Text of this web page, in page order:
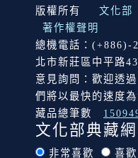
:::
版權所有 文化部
著作權聲明
總機電話：(+886)-
北市新莊區中平路
意見詢問：歡迎透
們將以最快的速度為
藏品總筆數
文化部典藏
非常喜歡 喜歡